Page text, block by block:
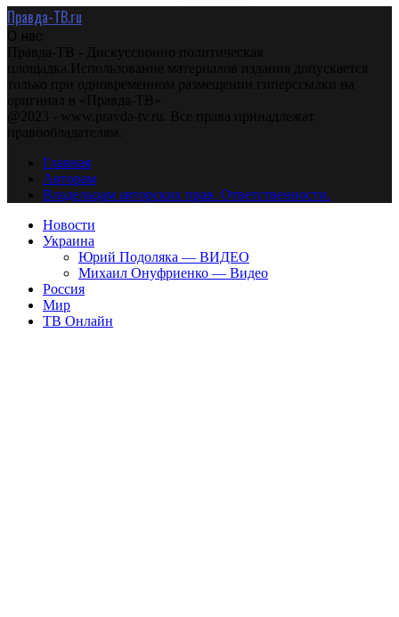
Правда-ТВ.ru
О нас
Правда-ТВ - Дискуссионно политическая
площадка.Использование материалов издания допускается
только при одновременном размещении гиперссылки на
оригинал в «Правда-ТВ»
@2023 - www.pravda-tv.ru. Все права принадлежат
правообладателям.
Главная
Авторам
Владельцам авторских прав. Ответственности.
Новости
Украина
Юрий Подоляка — ВИДЕО
Михаил Онуфриенко — Видео
Россия
Мир
ТВ Онлайн